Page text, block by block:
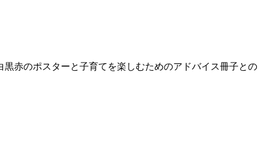
赤のポスターと子育てを楽しむためのアドバイス冊子との